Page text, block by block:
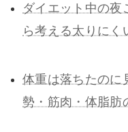
ダイエット中の夜
ら考える太りにく
体重は落ちたのに
勢・筋肉・体脂肪